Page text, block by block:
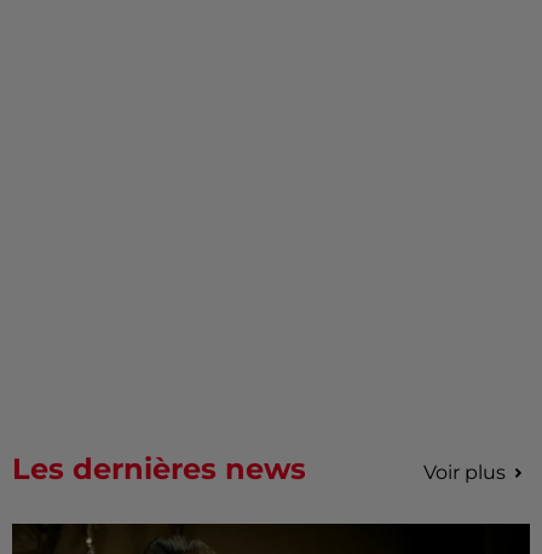
Les dernières news Voir plus